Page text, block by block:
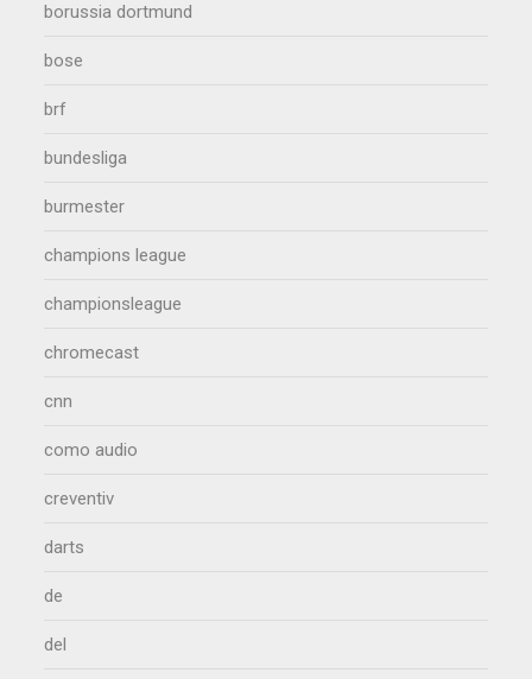
borussia dortmund
bose
brf
bundesliga
burmester
champions league
championsleague
chromecast
cnn
como audio
creventiv
darts
de
del